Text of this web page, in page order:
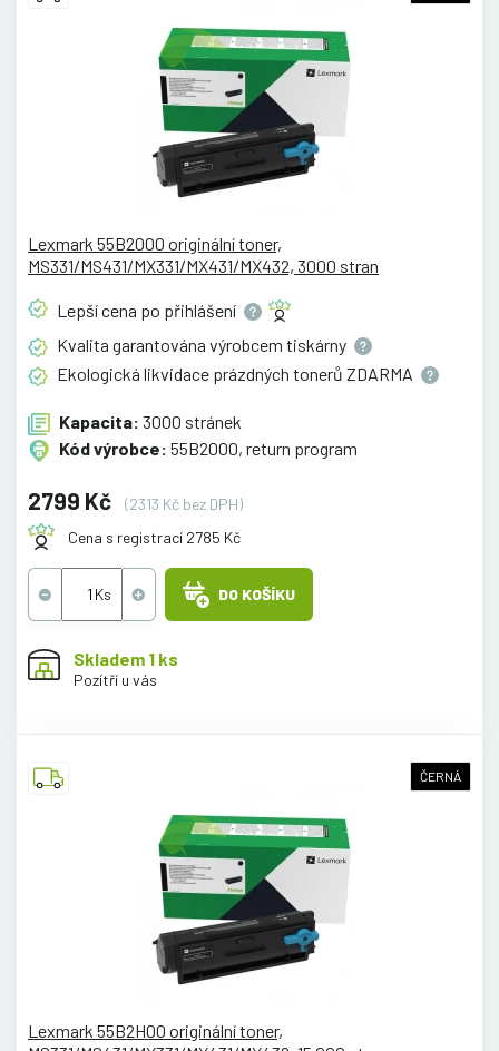
Lexmark 55B2000 originální toner,
MS331/MS431/MX331/MX431/MX432, 3000 stran
Lepší cena po přihlášení
Kvalita garantována výrobcem tiskárny
Ekologická likvidace prázdných tonerů ZDARMA
Kapacita: 3000 stránek
Kód výrobce: 55B2000, return program
2799 Kč
(2313 Kč bez DPH)
Cena s registrací 2785 Kč
DO KOŠÍKU
Skladem 1 ks
Pozítří u vás
ČERNÁ
Lexmark 55B2H00 originální toner,